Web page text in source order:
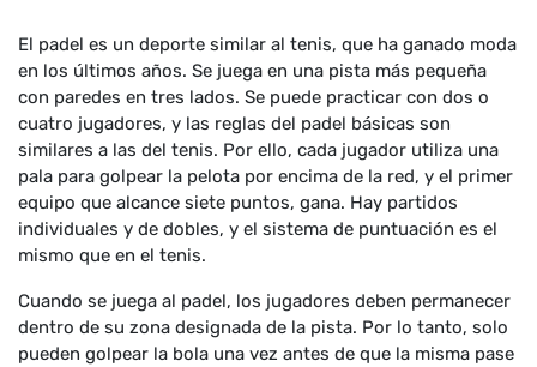
El padel es un deporte similar al tenis, que ha ganado moda
en los últimos años. Se juega en una pista más pequeña
con paredes en tres lados. Se puede practicar con dos o
cuatro jugadores, y las reglas del padel básicas son
similares a las del tenis. Por ello, cada jugador utiliza una
pala para golpear la pelota por encima de la red, y el primer
equipo que alcance siete puntos, gana. Hay partidos
individuales y de dobles, y el sistema de puntuación es el
mismo que en el tenis.
Cuando se juega al padel, los jugadores deben permanecer
dentro de su zona designada de la pista. Por lo tanto, solo
pueden golpear la bola una vez antes de que la misma pase